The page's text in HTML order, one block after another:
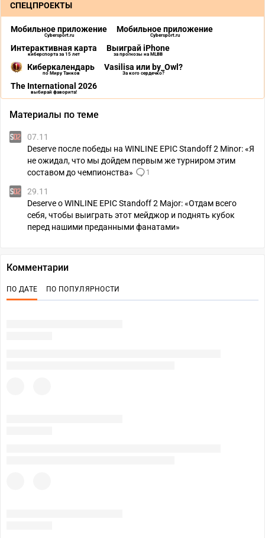
СПЕЦПРОЕКТЫ
Мобильное приложение
Cybersport.ru
Мобильное приложение
Cybersport.ru
Интерактивная карта
киберспорта за 15 лет
Выиграй iPhone
за прогнозы на MLBB
Киберкалендарь
по Миру Танков
Vasilisa или by_Owl?
За кого сердечко?
The International 2026
выбирай фаворита!
Материалы по теме
07.11
Deserve после победы на WINLINE EPIC Standoff 2 Minor: «Я
не ожидал, что мы дойдем первым же турниром этим
составом до чемпионства»
1
29.11
Deserve о WINLINE EPIC Standoff 2 Major: «Отдам всего
себя, чтобы выиграть этот мейджор и поднять кубок
перед нашими преданными фанатами»
Комментарии
ПО ДАТЕ ПО ПОПУЛЯРНОСТИ